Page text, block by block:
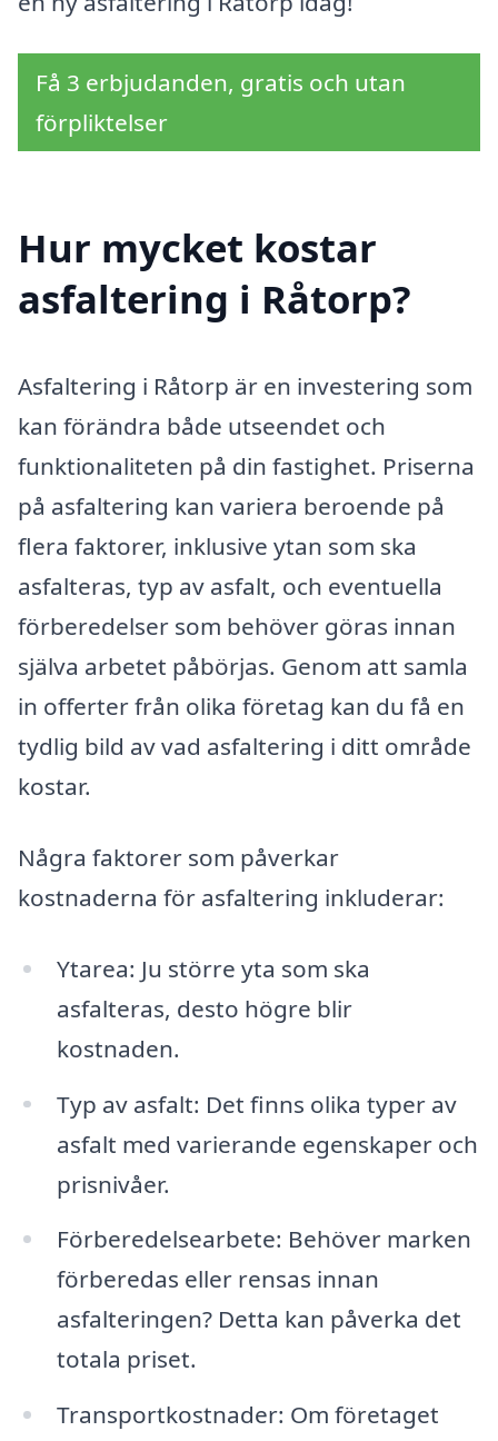
Få 3 erbjudanden, gratis och utan
förpliktelser
Hur mycket kostar
asfaltering i Råtorp?
Asfaltering i Råtorp är en investering som
kan förändra både utseendet och
funktionaliteten på din fastighet. Priserna
på asfaltering kan variera beroende på
flera faktorer, inklusive ytan som ska
asfalteras, typ av asfalt, och eventuella
förberedelser som behöver göras innan
själva arbetet påbörjas. Genom att samla
in offerter från olika företag kan du få en
tydlig bild av vad asfaltering i ditt område
kostar.
Några faktorer som påverkar
kostnaderna för asfaltering inkluderar:
Ytarea: Ju större yta som ska
asfalteras, desto högre blir
kostnaden.
Typ av asfalt: Det finns olika typer av
asfalt med varierande egenskaper och
prisnivåer.
Förberedelsearbete: Behöver marken
förberedas eller rensas innan
asfalteringen? Detta kan påverka det
totala priset.
Transportkostnader: Om företaget